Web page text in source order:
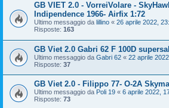
GB VIET 2.0 - VorreiVolare -
Indipendence 1966- Airfix 1:72
Ultimo messaggio da lillino « 26 aprile 2022,
Risposte: 163
GB Viet 2.0 Gabri 62 F 100D
Ultimo messaggio da Gabri 62 « 22 aprile
Risposte: 37
GB Viet 2.0 - Filippo 77- O-2A
Ultimo messaggio da Poli 19 « 6 aprile 2022,
Risposte: 73